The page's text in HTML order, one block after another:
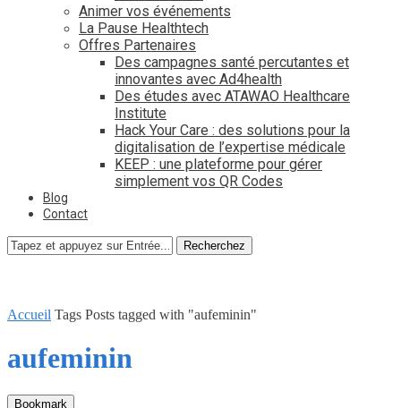
Animer vos événements
La Pause Healthtech
Offres Partenaires
Des campagnes santé percutantes et
innovantes avec Ad4health
Des études avec ATAWAO Healthcare
Institute
Hack Your Care : des solutions pour la
digitalisation de l’expertise médicale
KEEP : une plateforme pour gérer
simplement vos QR Codes
Blog
Contact
Recherchez
Accueil Tags Posts tagged with "aufeminin"
aufeminin
Bookmark